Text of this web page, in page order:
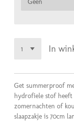
In
Get summerproof
hydrofiele stof heeft
zomernachten of
slaapzakje is 70cm